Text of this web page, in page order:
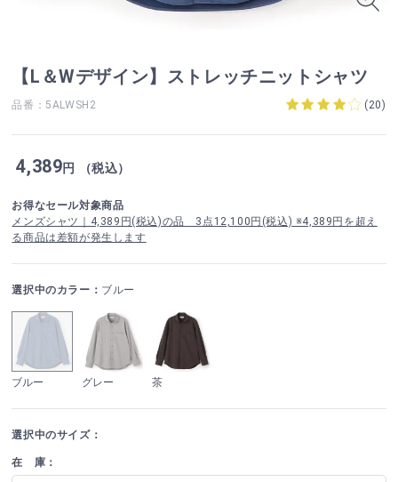
【L＆Wデザイン】ストレッチニットシャツ
品番：5ALWSH2 (20)
4,389円 （税込）
お得なセール対象商品
メンズシャツ｜4,389円(税込)の品 3点12,100円(税込) ※4,389円を超え
る商品は差額が発生します
選択中のカラー： ブルー
ブルー グレー 茶
選択中のサイズ：
在 庫：